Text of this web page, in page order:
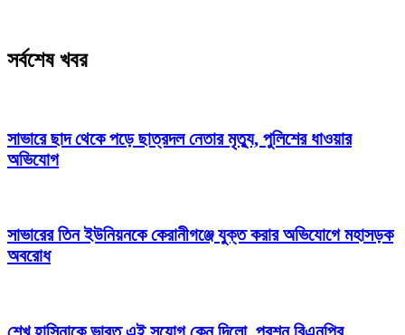
সর্বশেষ খবর
সাভারে ছাদ থেকে পড়ে ছাত্রদল নেতার মৃত্যু, পুলিশের ধাওয়ার
অভিযোগ
সাভারের তিন ইউনিয়নকে কেরানীগঞ্জে যুক্ত করার অভিযোগে মহাসড়ক
অবরোধ